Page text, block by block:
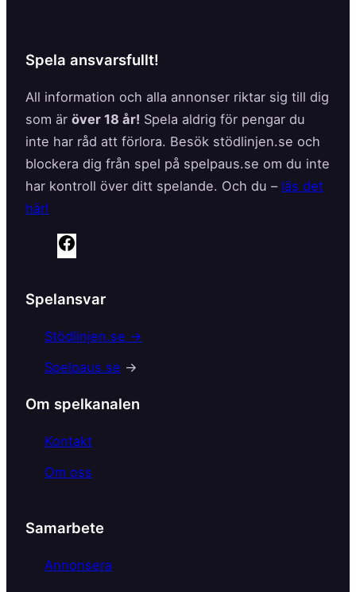
Spela ansvarsfullt!
All information och alla annonser riktar sig till dig
som är över 18 år! Spela aldrig för pengar du
inte har råd att förlora. Besök stödlinjen.se och
blockera dig från spel på spelpaus.se om du inte
har kontroll över ditt spelande. Och du – läs det
här!
e
b
o
k
Spelansvar
Stödlinjen.se →
Spelpaus.se →
Om spelkanalen
Kontakt
Om oss
Samarbete
Annonsera